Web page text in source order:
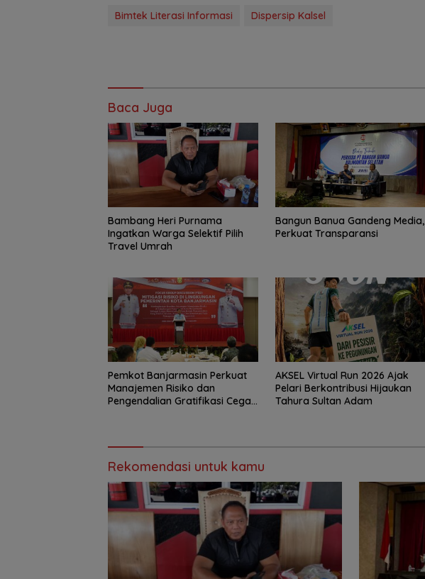
Bimtek Literasi Informasi Dispersip Kalsel
Baca Juga
Bambang Heri Purnama
Ingatkan Warga Selektif Pilih
Travel Umrah
Bangun Banua Gandeng Media,
Perkuat Transparansi
Pemkot Banjarmasin Perkuat
Manajemen Risiko dan
Pengendalian Gratifikasi Cegah
AKSEL Virtual Run 2026 Ajak
Pelari Berkontribusi Hijaukan
Tahura Sultan Adam
Rekomendasi untuk kamu